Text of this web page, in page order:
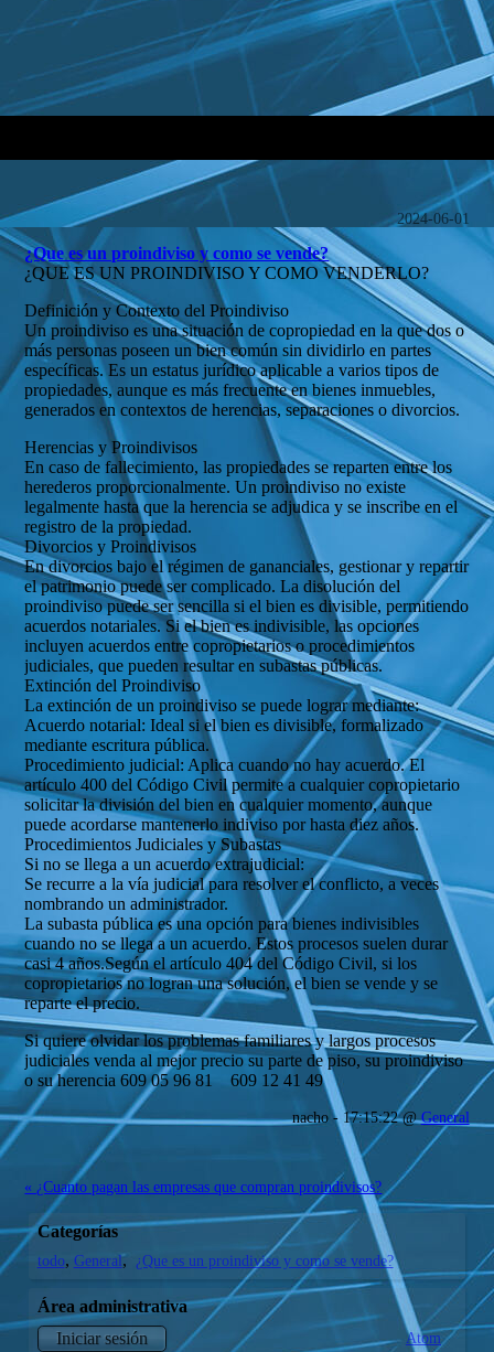
2024-06-01
¿Que es un proindiviso y como se vende?
¿QUE ES UN PROINDIVISO Y COMO VENDERLO?
Definición y Contexto del Proindiviso
Un proindiviso es una situación de copropiedad en la que dos o
más personas poseen un bien común sin dividirlo en partes
específicas. Es un estatus jurídico aplicable a varios tipos de
propiedades, aunque es más frecuente en bienes inmuebles,
generados en contextos de herencias, separaciones o divorcios.
Herencias y Proindivisos
En caso de fallecimiento, las propiedades se reparten entre los
herederos proporcionalmente. Un proindiviso no existe
legalmente hasta que la herencia se adjudica y se inscribe en el
registro de la propiedad.
Divorcios y Proindivisos
En divorcios bajo el régimen de gananciales, gestionar y repartir
el patrimonio puede ser complicado. La disolución del
proindiviso puede ser sencilla si el bien es divisible, permitiendo
acuerdos notariales. Si el bien es indivisible, las opciones
incluyen acuerdos entre copropietarios o procedimientos
judiciales, que pueden resultar en subastas públicas.
Extinción del Proindiviso
La extinción de un proindiviso se puede lograr mediante:
Acuerdo notarial: Ideal si el bien es divisible, formalizado
mediante escritura pública.
Procedimiento judicial: Aplica cuando no hay acuerdo. El
artículo 400 del Código Civil permite a cualquier copropietario
solicitar la división del bien en cualquier momento, aunque
puede acordarse mantenerlo indiviso por hasta diez años.
Procedimientos Judiciales y Subastas
Si no se llega a un acuerdo extrajudicial:
Se recurre a la vía judicial para resolver el conflicto, a veces
nombrando un administrador.
La subasta pública es una opción para bienes indivisibles
cuando no se llega a un acuerdo. Estos procesos suelen durar
casi 4 años.Según el artículo 404 del Código Civil, si los
copropietarios no logran una solución, el bien se vende y se
reparte el precio.
Si quiere olvidar los problemas familiares y largos procesos
judiciales venda al mejor precio su parte de piso, su proindiviso
o su herencia 609 05 96 81 609 12 41 49
nacho - 17:15:22 @General
« ¿Cuanto pagan las empresas que compran proindivisos?
Categorías
todo General ¿Que es un proindiviso y como se vende?
Área administrativa
Iniciar sesión
Atom